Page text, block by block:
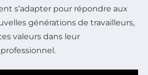
s’adapter pour répondre aux
générations de travailleurs,
valeurs dans leur